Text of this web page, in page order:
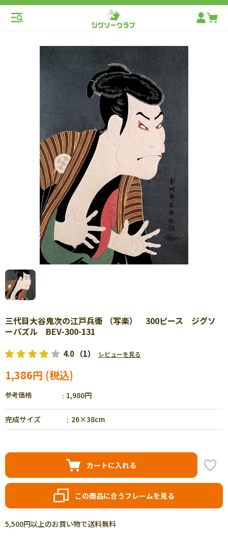
三代目大谷鬼次の江戸兵衛 （写楽） 300ピース ジグソ
ーパズル BEV-300-131
4.0 （1） レビューを見る
1,386円
参考価格 1,980円
完成サイズ 26×38cm
カートに入れる
この商品に合うフレームを見る
5,500円以上のお買い物で送料無料